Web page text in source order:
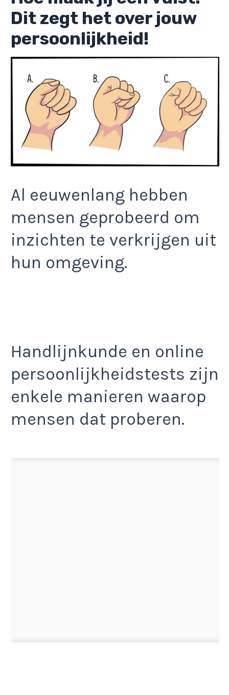
Dit zegt het over jouw
persoonlijkheid!
Al eeuwenlang hebben
mensen geprobeerd om
inzichten te verkrijgen uit
hun omgeving.
Handlijnkunde en online
persoonlijkheidstests zijn
enkele manieren waarop
mensen dat proberen.